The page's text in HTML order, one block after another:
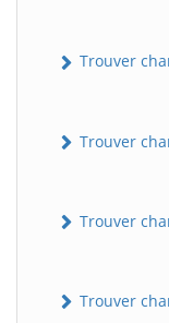
Trouver
Trouver
Trouver
Trouver